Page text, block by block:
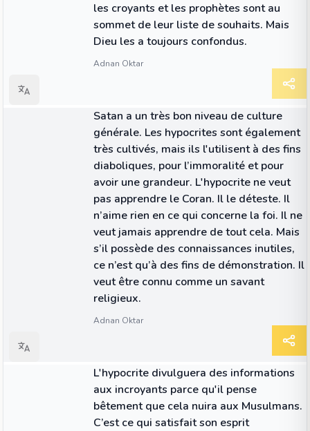
les croyants et les prophètes sont au
sommet de leur liste de souhaits. Mais
Dieu les a toujours confondus.
Adnan Oktar
Satan a un très bon niveau de culture
générale. Les hypocrites sont également
très cultivés, mais ils l'utilisent à des fins
diaboliques, pour l’immoralité et pour
avoir une grandeur. L'hypocrite ne veut
pas apprendre le Coran. Il le déteste. Il
n’aime rien en ce qui concerne la foi. Il ne
veut jamais apprendre de tout cela. Mais
s’il possède des connaissances inutiles,
ce n’est qu’à des fins de démonstration. Il
veut être connu comme un savant
religieux.
Adnan Oktar
L'hypocrite divulguera des informations
aux incroyants parce qu'il pense
bêtement que cela nuira aux Musulmans.
C’est ce qui satisfait son esprit